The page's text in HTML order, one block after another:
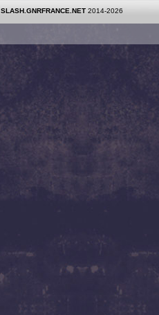
SLASH.GNRFRANCE.NET 2014-2026